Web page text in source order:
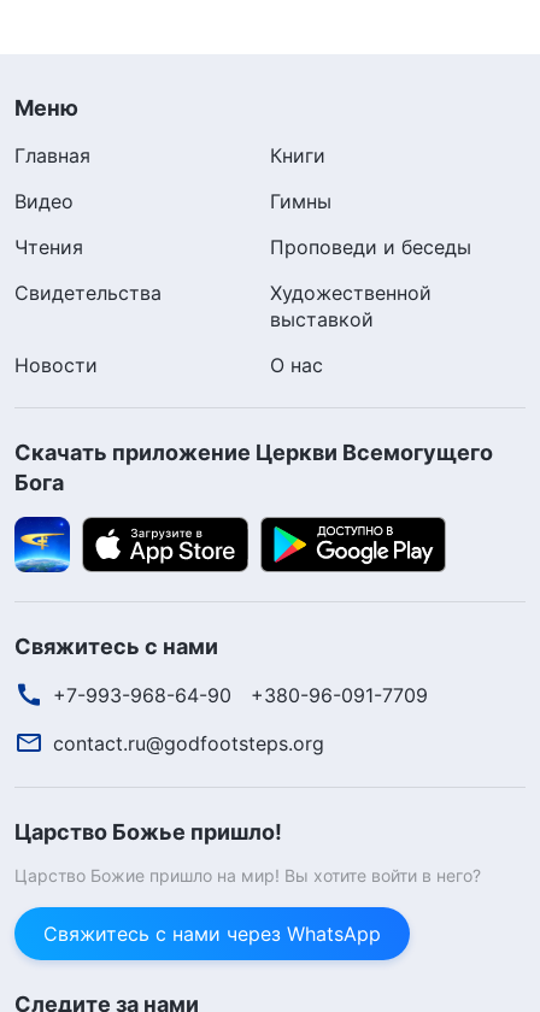
Меню
Главная
Книги
Видео
Гимны
Чтения
Проповеди и беседы
Свидетельства
Художественной
выставкой
Новости
О нас
Скачать приложение Церкви Всемогущего
Бога
Свяжитесь с нами
+7-993-968-64-90
+380-96-091-7709
contact.ru@godfootsteps.org
Царство Божье пришло!
Царство Божие пришло на мир! Вы хотите войти в него?
Свяжитесь с нами через WhatsApp
Следите за нами